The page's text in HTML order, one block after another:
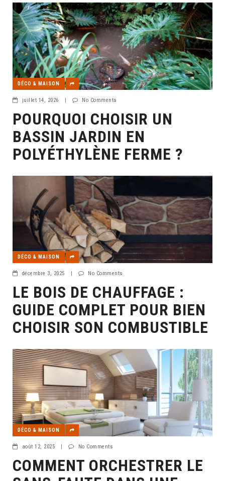
DÉCO & MAISON
juillet 14, 2026 No Comments
POURQUOI CHOISIR UN
BASSIN JARDIN EN
POLYÉTHYLÈNE FERME ?
DÉCO & MAISON
décembre 3, 2025 No Comments
LE BOIS DE CHAUFFAGE :
GUIDE COMPLET POUR BIEN
CHOISIR SON COMBUSTIBLE
DÉCO & MAISON
août 12, 2025 No Comments
COMMENT ORCHESTRER LE